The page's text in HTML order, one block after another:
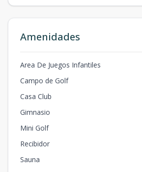
Amenidades
Area De Juegos Infantiles
Campo de Golf
Casa Club
Gimnasio
Mini Golf
Recibidor
Sauna